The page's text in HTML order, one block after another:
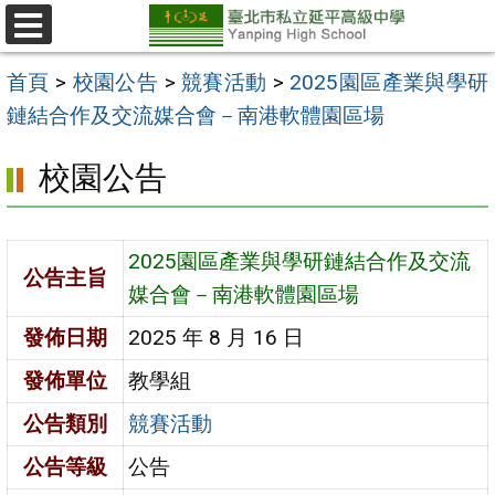
跳
至
主
要
區
選
單
首頁 > 校園公告 > 競賽活動 > 2025園區產業與學研
鏈結合作及交流媒合會－南港軟體園區場
校園公告
公告主旨
2025園區產業與學研鏈結合作及交流
媒合會－南港軟體園區場
發佈日期
2025 年 8 月 16 日
發佈單位
教學組
公告類別
競賽活動
公告等級
公告